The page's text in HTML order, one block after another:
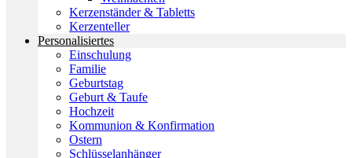
Kerzenständer & Tabletts
Kerzenteller
Personalisiertes
Einschulung
Familie
Geburtstag
Geburt & Taufe
Hochzeit
Kommunion & Konfirmation
Ostern
Schlüsselanhänger